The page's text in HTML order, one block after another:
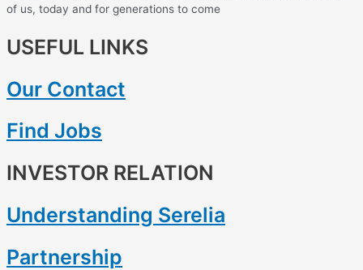
of us, today and for generations to come
USEFUL LINKS
Our Contact
Find Jobs
INVESTOR RELATION
Understanding Serelia
Partnership